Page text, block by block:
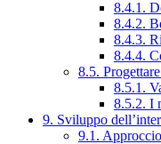
8.4.1.
8.4.2.
8.4.3.
8.4.4.
8.5.
8.5.1.
8.5.2. I
9. Sviluppo
9.1.